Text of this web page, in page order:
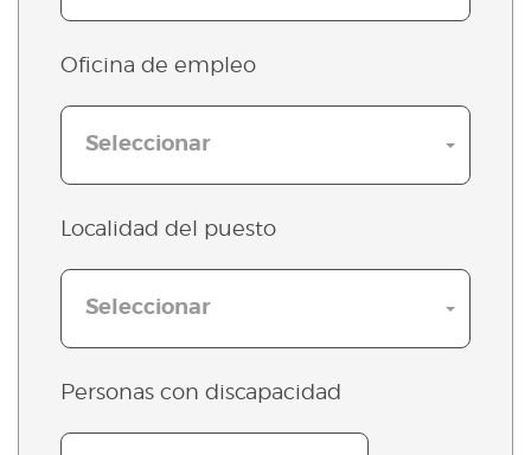
Oficina de empleo
Seleccionar
Localidad del puesto
Seleccionar
Personas con discapacidad